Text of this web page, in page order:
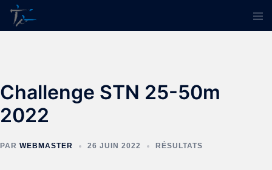
Challenge STN 25-50m
2022
PAR WEBMASTER 26 JUIN 2022 RÉSULTATS